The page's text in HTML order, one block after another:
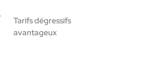
Tarifs dégressifs
avantageux